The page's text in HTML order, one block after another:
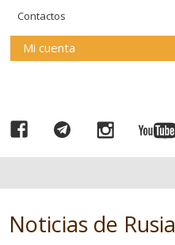
Contactos
Mi cuenta
Noticias de Rusia